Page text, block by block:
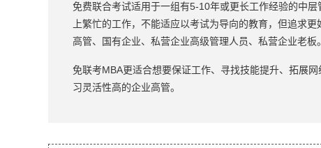
免费联合考试适用于一组有5-10年或更长工作经验的中
上繁忙的工作，不能适应以考试为导向的教育，但追求
高管、国有企业、私营企业高级管理人员、私营企业老板
免联考MBA更适合想要保证工作、寻找技能提升、拓展
习灵活性高的企业高管。